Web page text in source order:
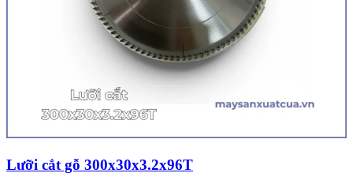
Lưỡi cắt gỗ 300x30x3.2x96T